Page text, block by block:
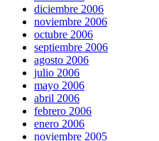
diciembre 2006
noviembre 2006
octubre 2006
septiembre 2006
agosto 2006
julio 2006
mayo 2006
abril 2006
febrero 2006
enero 2006
noviembre 2005